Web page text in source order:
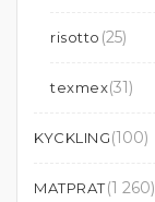
risotto (25)
texmex(31)
KYCKLING(100)
MATPRAT(1 260)